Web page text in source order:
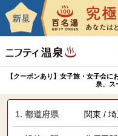
【クーポンあり】女子旅・女子会
泉、ス
1. 都道府県 関東 /